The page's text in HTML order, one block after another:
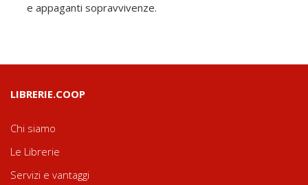
e appaganti sopravvivenze.
LIBRERIE.COOP
Chi siamo
Le Librerie
Servizi e vantaggi